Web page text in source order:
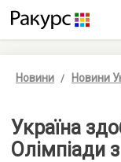
Новини Новини
Україна
Олімпіади